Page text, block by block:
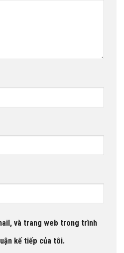
và trang web trong trình
kế tiếp của tôi.